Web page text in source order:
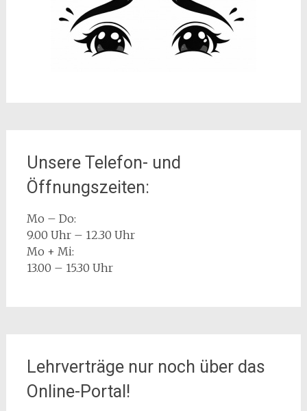
Unsere Telefon- und
Öffnungszeiten:
Mo – Do:
9.00 Uhr – 12.30 Uhr
Mo + Mi:
13.00 – 15.30 Uhr
Lehrverträge nur noch über das
Online-Portal!